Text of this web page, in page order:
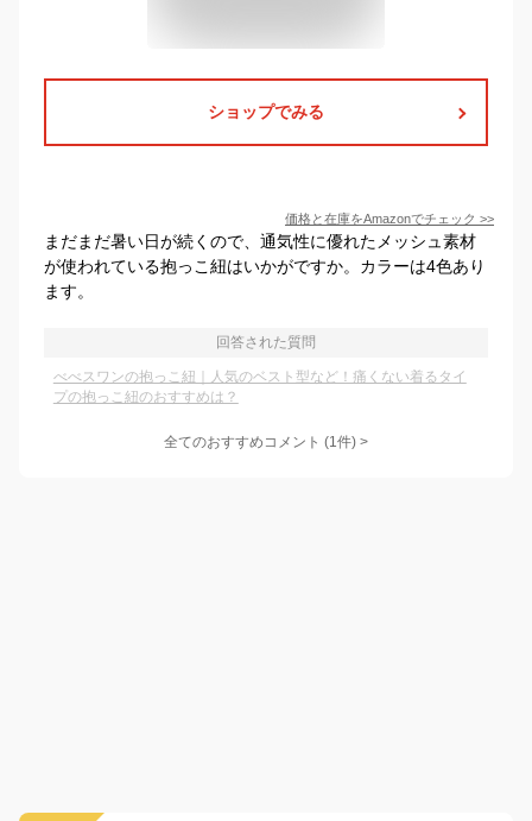
ショップでみる
価格と在庫をAmazonでチェック >>
まだまだ暑い日が続くので、通気性に優れたメッシュ素材
が使われている抱っこ紐はいかがですか。カラーは4色あり
ます。
回答された質問
べべスワンの抱っこ紐｜人気のベスト型など！痛くない着るタイ
プの抱っこ紐のおすすめは？
全てのおすすめコメント (1件) >